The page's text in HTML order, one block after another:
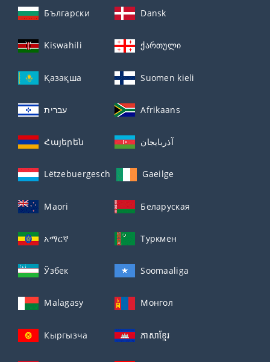
Български Dansk
Kiswahili ქართული
Қазақша Suomen kieli
עברית Afrikaans
Հայերեն آذربايجان
Lëtzebuergesch Gaeilge
Maori Беларуская
አማርኛ Туркмен
Ўзбек Soomaaliga
Malagasy Монгол
Кыргызча ភាសាខ្មែរ